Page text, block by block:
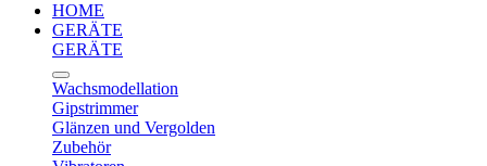
HOME
GERÄTE
GERÄTE
Wachsmodellation
Gipstrimmer
Glänzen und Vergolden
Zubehör